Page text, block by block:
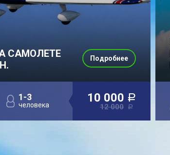
САМОЛЕТЕ
1-3
человека
10 000 a
12 000 a
Подробнее